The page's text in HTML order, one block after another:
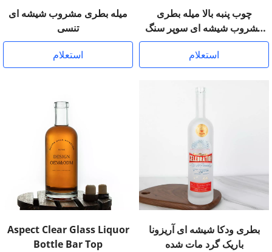
میله بطری مشروب شیشه ای
تنسی
استعلام
چوب پنبه بالا میله بطری
مشروب شیشه ای سوپر سنگ
چخماق شکل مربع
استعلام
Aspect Clear Glass Liquor
Bottle Bar Top
بطری ودکا شیشه ای آریزونا
باریک گرد مات شده